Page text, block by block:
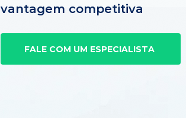
vantagem competitiva
FALE COM UM ESPECIALISTA